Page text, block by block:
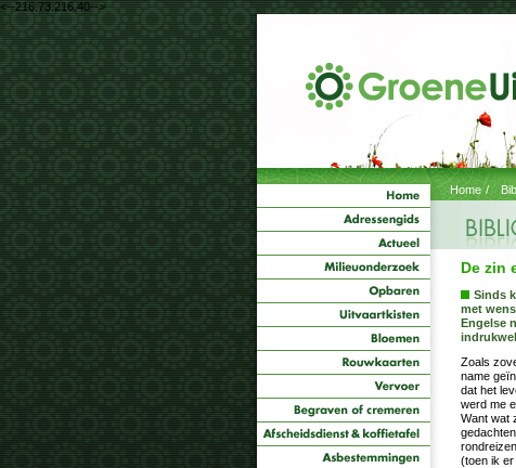
<--216.73.216.40-->
Home /
De zin
Sinds
met
Engelse
Zoals
name
dat het
werd me
Want wat
(toen ik